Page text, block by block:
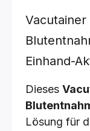
Einhand-
Dieses
Lösung für